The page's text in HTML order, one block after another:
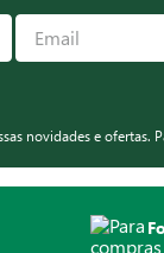
novidades e ofertas.